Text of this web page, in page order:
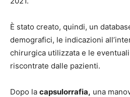
È stato creato, quindi, un
demografici, le indicazioni
chirurgica utilizzata e le
riscontrate dalle pazienti.
Dopo la capsulorrafia, una